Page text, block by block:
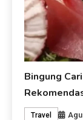
Bingung
Travel